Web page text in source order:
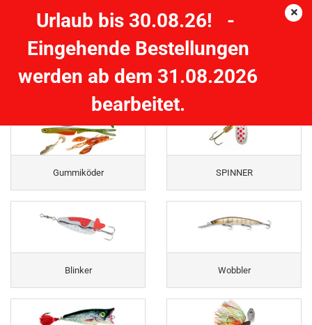
Urlaub bis 30.08.26! -
Eingehende Bestellungen
werden ab dem 31.08.2026
bearbeitet.
Gummiköder SPINNER
Blinker Wobbler